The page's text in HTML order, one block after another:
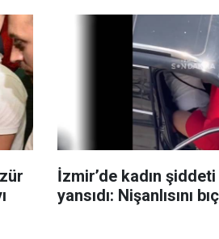
İzmir’de kadın
yansıdı: Nişanlısını